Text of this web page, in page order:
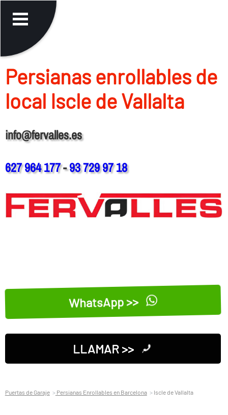
Persianas enrollables de
local Iscle de Vallalta
info@fervalles.es
627 964 177-93 729 97 18
WhatsApp >>
LLAMAR >>
Puertas de Garaje Persianas Enrollables en Barcelona Iscle de Vallalta